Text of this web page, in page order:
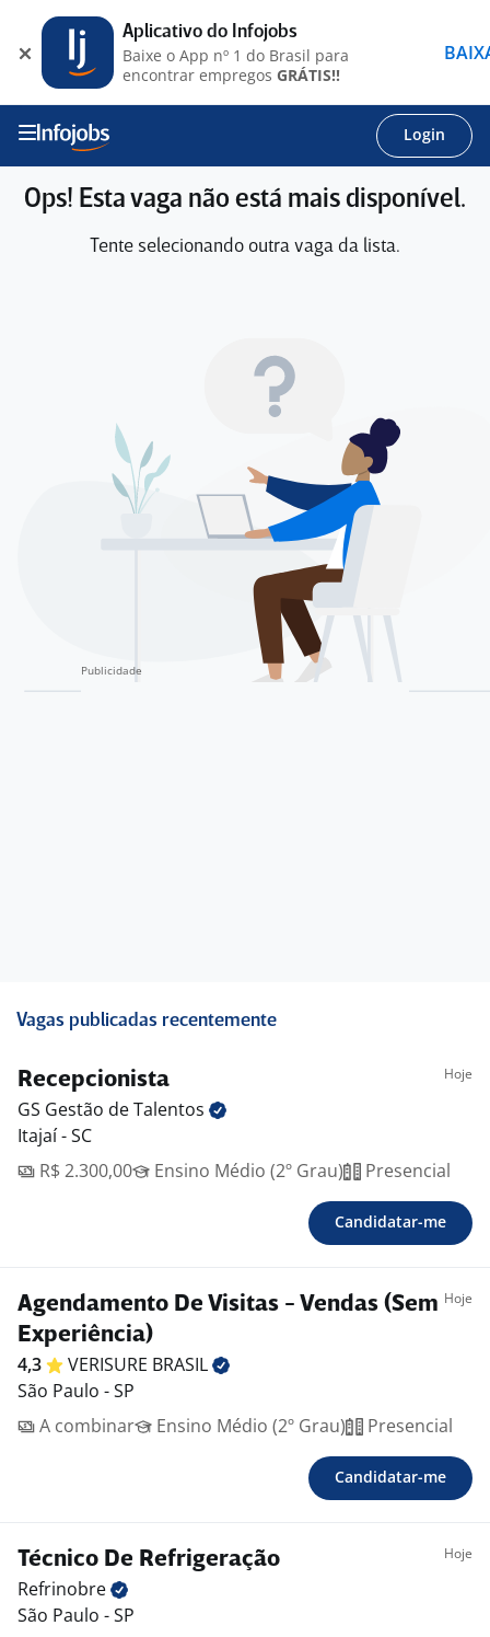
Login
Ops! Esta vaga não está mais disponível.
Tente selecionando outra vaga da lista.
Vagas publicadas recentemente
Recepcionista Hoje
GS Gestão deTalentos
Itajaí - SC
R$ 2.300,00
Ensino Médio (2º Grau) Presencial
Candidatar-me
Agendamento De Visitas - Vendas (Sem
Experiência)
Hoje
4,3 VERISURE BRASIL
São Paulo - SP
A combinar
Ensino Médio (2º Grau) Presencial
Candidatar-me
Técnico De Refrigeração Hoje
Refrinobre
São Paulo - SP
Aplicativo do Infojobs
Baixe o App nº 1 do Brasil para
encontrar empregos GRÁTIS!!